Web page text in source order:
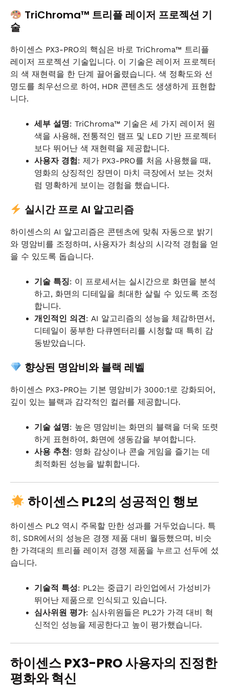
TriChroma™ 트리플 레이저 프로젝션 기
술
하이센스 PX3-PRO의 핵심은 바로 TriChroma™ 트리플
레이저 프로젝션 기술입니다. 이 기술은 레이저 프로젝터
의 색 재현력을 한 단계 끌어올렸습니다. 색 정확도와 선
명도를 최우선으로 하여, HDR 콘텐츠도 생생하게 표현합
니다.
세부 설명: TriChroma™ 기술은 세 가지 레이저 원
색을 사용해, 전통적인 램프 및 LED 기반 프로젝터
보다 뛰어난 색 재현력을 제공합니다.
사용자 경험 : 제가 PX3-PRO를 처음 사용했을 때,
영화의 상징적인 장면이 마치 극장에서 보는 것처
럼 명확하게 보이는 경험을 했습니다.
실시간 프로 AI 알고리즘
하이센스의 AI 알고리즘은 콘텐츠에 맞춰 자동으로 밝기
와 명암비를 조정하며, 사용자가 최상의 시각적 경험을 얻
을 수 있도록 돕습니다.
기술 특징: 이 프로세서는 실시간으로 화면을 분석
하고, 화면의 디테일을 최대한 살릴 수 있도록 조정
합니다.
개인적인 의견: AI 알고리즘의 성능을 체감하면서,
디테일이 풍부한 다큐멘터리를 시청할 때 특히 감
동받았습니다.
향상된 명암비와 블랙 레벨
하이센스 PX3-PRO는 기본 명암비가 3000:1로 강화되어,
깊이 있는 블랙과 감각적인 컬러를 제공합니다.
기술 설명: 높은 명암비는 화면의 블랙을 더욱 또렷
하게 표현하여, 화면에 생동감을 부여합니다.
사용 추천: 영화 감상이나 콘솔 게임을 즐기는 데
최적화된 성능을 발휘합니다.
하이센스 PL2의 성공적인 행보
하이센스 PL2 역시 주목할 만한 성과를 거두었습니다. 특
히, SDR에서의 성능은 경쟁 제품 대비 월등했으며, 비슷
한 가격대의 트리플 레이저 경쟁 제품을 누르고 선두에 섰
습니다.
기술적 특성: PL2는 중급기 라인업에서 가성비가
뛰어난 제품으로 인식되고 있습니다.
심사위원 평가: 심사위원들은 PL2가 가격 대비 혁
신적인 성능을 제공한다고 높이 평가했습니다.
하이센스 PX3-PRO 사용자의 진정한
평화와 혁신